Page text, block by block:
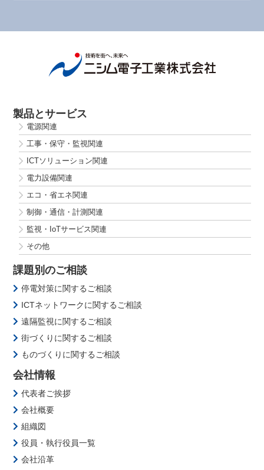
製品とサービス
電源関連
工事・保守・監視関連
ICTソリューション関連
電力設備関連
エコ・省エネ関連
制御・通信・計測関連
監視・IoTサービス関連
その他
課題別のご相談
停電対策に関するご相談
ICTネットワークに関するご相談
遠隔監視に関するご相談
街づくりに関するご相談
ものづくりに関するご相談
会社情報
代表者ご挨拶
会社概要
組織図
役員・執行役員一覧
会社沿革